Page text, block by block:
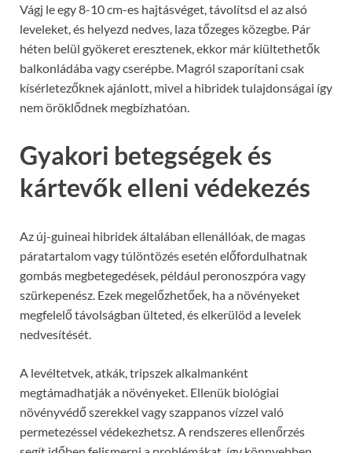
Vágj le egy 8-10 cm-es hajtásvéget, távolítsd el az alsó
leveleket, és helyezd nedves, laza tőzeges közegbe. Pár
héten belül gyökeret eresztenek, ekkor már kiültethetők
balkonládába vagy cserépbe. Magról szaporítani csak
kísérletezőknek ajánlott, mivel a hibridek tulajdonságai így
nem öröklődnek megbízhatóan.
Gyakori betegségek és
kártevők elleni védekezés
Az új-guineai hibridek általában ellenállóak, de magas
páratartalom vagy túlöntözés esetén előfordulhatnak
gombás megbetegedések, például peronoszpóra vagy
szürkepenész. Ezek megelőzhetőek, ha a növényeket
megfelelő távolságban ülteted, és elkerülöd a levelek
nedvesítését.
A levéltetvek, atkák, tripszek alkalmanként
megtámadhatják a növényeket. Ellenük biológiai
növényvédő szerekkel vagy szappanos vízzel való
permetezéssel védekezhetsz. A rendszeres ellenőrzés